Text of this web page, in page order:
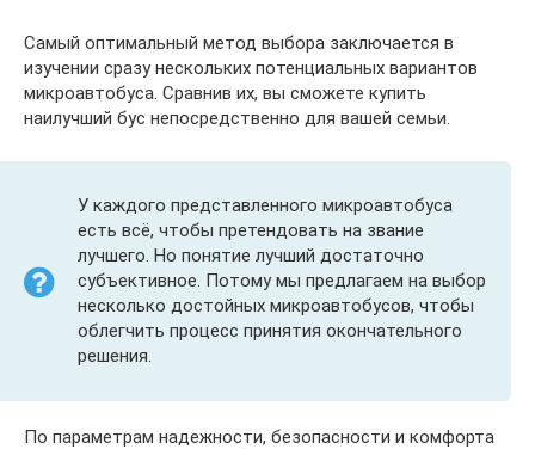
Самый оптимальный метод выбора заключается в
изучении сразу нескольких потенциальных вариантов
микроавтобуса. Сравнив их, вы сможете купить
наилучший бус непосредственно для вашей семьи.
У каждого представленного микроавтобуса
есть всё, чтобы претендовать на звание
лучшего. Но понятие лучший достаточно
субъективное. Потому мы предлагаем на выбор
несколько достойных микроавтобусов, чтобы
облегчить процесс принятия окончательного
решения.
По параметрам надежности, безопасности и комфорта